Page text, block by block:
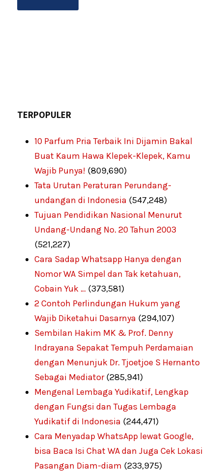
TERPOPULER
10 Parfum Pria Terbaik Ini Dijamin Bakal
Buat Kaum Hawa Klepek-Klepek, Kamu
Wajib Punya! (809,690)
Tata Urutan Peraturan Perundang-
undangan di Indonesia (547,248)
Tujuan Pendidikan Nasional Menurut
Undang-Undang No. 20 Tahun 2003
(521,227)
Cara Sadap Whatsapp Hanya dengan
Nomor WA Simpel dan Tak ketahuan,
Cobain Yuk … (373,581)
2 Contoh Perlindungan Hukum yang
Wajib Diketahui Dasarnya (294,107)
Sembilan Hakim MK & Prof. Denny
Indrayana Sepakat Tempuh Perdamaian
dengan Menunjuk Dr. Tjoetjoe S Hernanto
Sebagai Mediator (285,941)
Mengenal Lembaga Yudikatif, Lengkap
dengan Fungsi dan Tugas Lembaga
Yudikatif di Indonesia (244,471)
Cara Menyadap WhatsApp lewat Google,
bisa Baca Isi Chat WA dan Juga Cek Lokasi
Pasangan Diam-diam (233,975)